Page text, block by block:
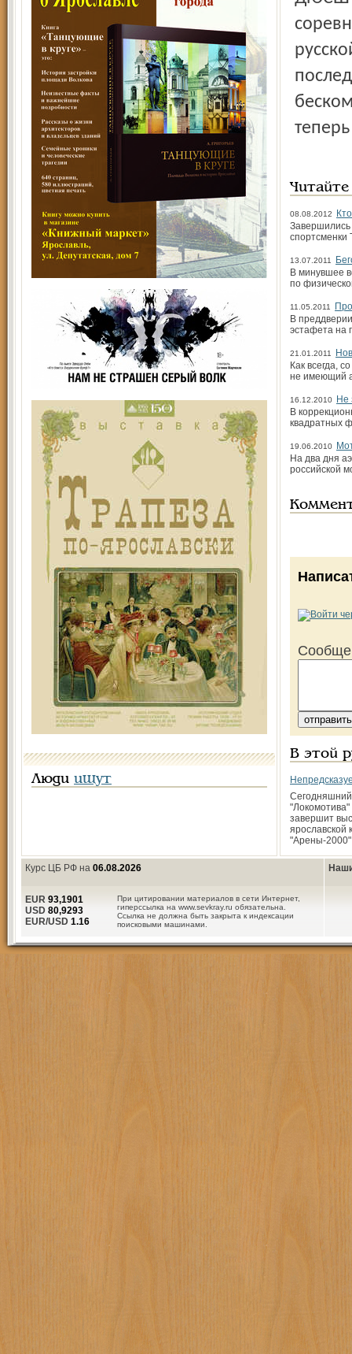
Люди ищут
08.08.2012
Завершились
спортсменки
13.07.2011
В минувшее
по
11.05.2011
В
эстафета на
21.01.2011
Как всегда,
не имеющий
16.12.2010
Не
В
квадратных
19.06.2010
На два дня
российской
В этой
завершит
ярославской
"Арены-2000"
Курс ЦБ РФ на 06.08.2026
При цитировании материалов в сети Интернет,
гиперссылка на www.sevkray.ru обязательна.
Ссылка не должна быть закрыта к индексации
поисковыми машинами.
EUR 93,1901
USD 80,9293
EUR/USD 1.16